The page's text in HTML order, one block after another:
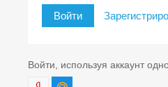
Войти
Войти, используя аккаунт